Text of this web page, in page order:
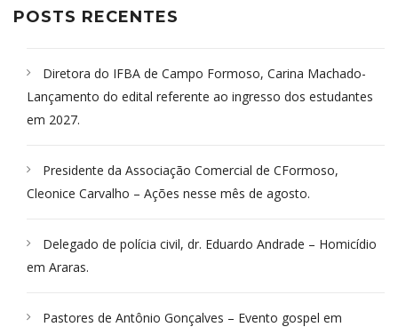
POSTS RECENTES
Diretora do IFBA de Campo Formoso, Carina Machado-
Lançamento do edital referente ao ingresso dos estudantes
em 2027.
Presidente da Associação Comercial de CFormoso,
Cleonice Carvalho – Ações nesse mês de agosto.
Delegado de polícia civil, dr. Eduardo Andrade – Homicídio
em Araras.
Pastores de Antônio Gonçalves – Evento gospel em